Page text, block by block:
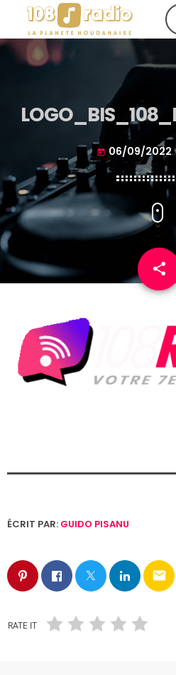
today 06/09/2022
share
email
ÉCRIT PAR: GUIDO PISANU
email
RATE IT